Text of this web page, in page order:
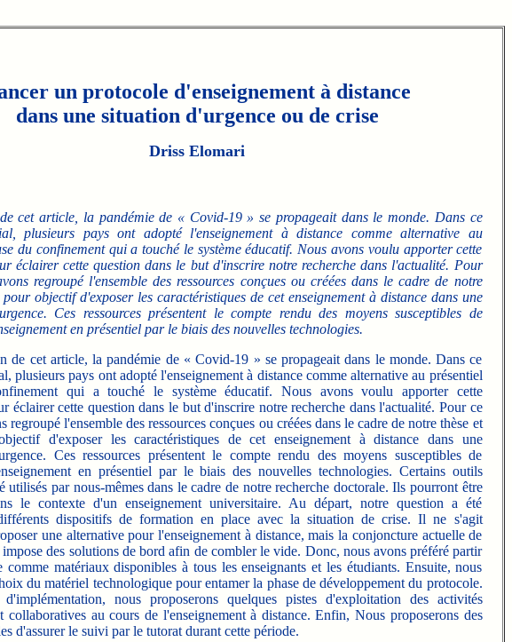
un protocole d'enseignement à distance
dans une situation d'urgence ou de crise
Driss Elomari
cet article, la pandémie de « Covid-19 » se propageait dans le monde. Dans ce
plusieurs pays ont adopté l'enseignement à distance comme alternative au
du confinement qui a touché le système éducatif. Nous avons voulu apporter cette
éclairer cette question dans le but d'inscrire notre recherche dans l'actualité. Pour
regroupé l'ensemble des ressources conçues ou créées dans le cadre de notre
objectif d'exposer les caractéristiques de cet enseignement à distance dans une
Ces ressources présentent le compte rendu des moyens susceptibles de
en présentiel par le biais des nouvelles technologies.
cet article, la pandémie de « Covid-19 » se propageait dans le monde. Dans ce
plusieurs pays ont adopté l'enseignement à distance comme alternative au présentiel
qui a touché le système éducatif. Nous avons voulu apporter cette
éclairer cette question dans le but d'inscrire notre recherche dans l'actualité. Pour ce
regroupé l'ensemble des ressources conçues ou créées dans le cadre de notre thèse et
d'exposer les caractéristiques de cet enseignement à distance dans une
Ces ressources présentent le compte rendu des moyens susceptibles de
en présentiel par le biais des nouvelles technologies. Certains outils
utilisés par nous-mêmes dans le cadre de notre recherche doctorale. Ils pourront être
le contexte d'un enseignement universitaire. Au départ, notre question a été
dispositifs de formation en place avec la situation de crise. Il ne s'agit
une alternative pour l'enseignement à distance, mais la conjoncture actuelle de
impose des solutions de bord afin de combler le vide. Donc, nous avons préféré partir
comme matériaux disponibles à tous les enseignants et les étudiants. Ensuite, nous
du matériel technologique pour entamer la phase de développement du protocole.
nous proposerons quelques pistes d'exploitation des activités
collaboratives au cours de l'enseignement à distance. Enfin, Nous proposerons des
d'assurer le suivi par le tutorat durant cette période.